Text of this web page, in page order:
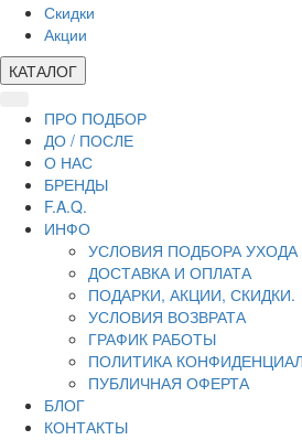
Скидки
Акции
КАТАЛОГ
ПРО ПОДБОР
ДО / ПОСЛЕ
О НАС
БРЕНДЫ
F.A.Q.
ИНФО
УСЛОВИЯ ПОДБОРА УХОДА
ДОСТАВКА И ОПЛАТА
ПОДАРКИ, АКЦИИ, СКИДКИ.
УСЛОВИЯ ВОЗВРАТА
ГРАФИК РАБОТЫ
ПОЛИТИКА
ПУБЛИЧНАЯ ОФЕРТА
БЛОГ
КОНТАКТЫ